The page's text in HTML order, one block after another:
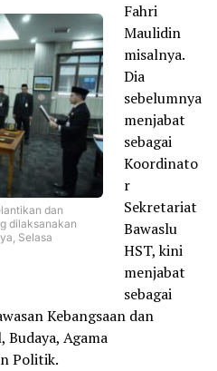
dan
dilaksanakan
Selasa
Fahri
Maulidin
misalnya.
Dia
sebelumnya
menjabat
sebagai
Koordinato
r
Sekretariat
Bawaslu
HST, kini
menjabat
sebagai
Kebangsaan dan
Budaya, Agama
Politik.